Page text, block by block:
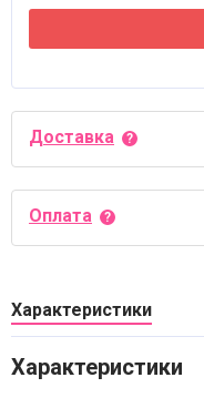
Доставка
Оплата
Характеристики
Характеристики